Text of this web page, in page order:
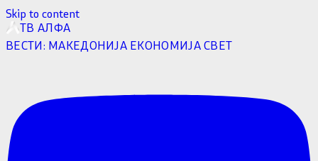
Skip to content
ТВ АЛФА
ВЕСТИ: МАКЕДОНИЈА ЕКОНОМИЈАСВЕТ